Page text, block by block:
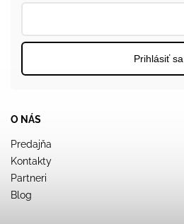
O NÁS
Predajňa
Kontakty
Partneri
Blog
Prihlásiť sa